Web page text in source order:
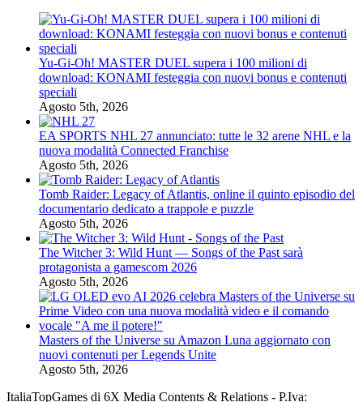
Yu-Gi-Oh! MASTER DUEL supera i 100 milioni di
download: KONAMI festeggia con nuovi bonus e contenuti
speciali
Agosto 5th, 2026
EA SPORTS NHL 27 annunciato: tutte le 32 arene NHL e la
nuova modalità Connected Franchise
Agosto 5th, 2026
Tomb Raider: Legacy of Atlantis, online il quinto episodio del
documentario dedicato a trappole e puzzle
Agosto 5th, 2026
The Witcher 3: Wild Hunt — Songs of the Past sarà
protagonista a gamescom 2026
Agosto 5th, 2026
Masters of the Universe su Amazon Luna aggiornato con
nuovi contenuti per Legends Unite
Agosto 5th, 2026
ItaliaTopGames di 6X Media Contents & Relations - P.Iva: